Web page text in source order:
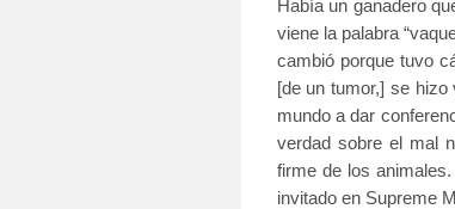
Había un ganadero
viene la palabra
cambió porque tuvo
[de un tumor,] se
mundo a dar
verdad sobre el mal
firme de los
invitado en Supreme